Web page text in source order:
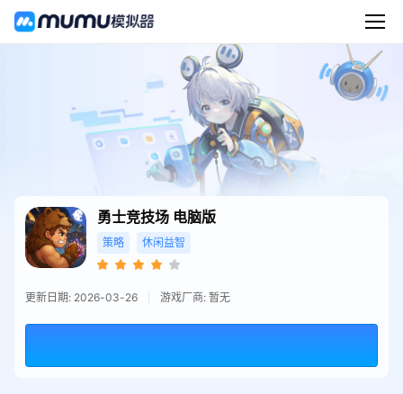
勇士竞技场 电脑版
策略 休闲益智
更新日期: 2026-03-26 游戏厂商: 暂无